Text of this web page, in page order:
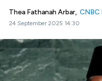
Thea Fathanah Arbar, CNBC
24 September 2025 14:30